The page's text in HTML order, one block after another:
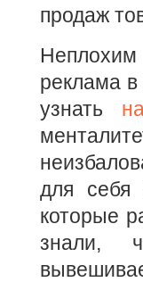
продаж
реклама
узнать
для себя
которые
знали,